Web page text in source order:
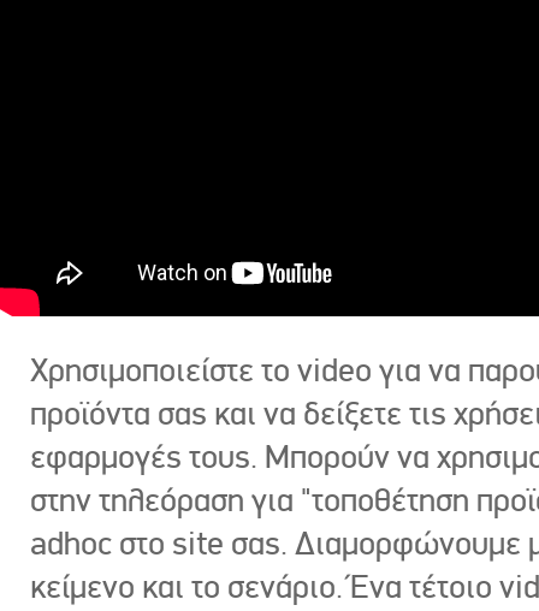
Χρησιμοποιείστε το video για να
προϊόντα σας και να δείξετε τις
εφαρμογές τους. Μπορούν να
στην τηλεόραση για "τοποθέτηση
adhoc στο site σας. Διαμορφώνουμε
κείμενο και το σενάριο. Ένα τέτοιο